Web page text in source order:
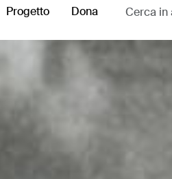
Progetto Dona